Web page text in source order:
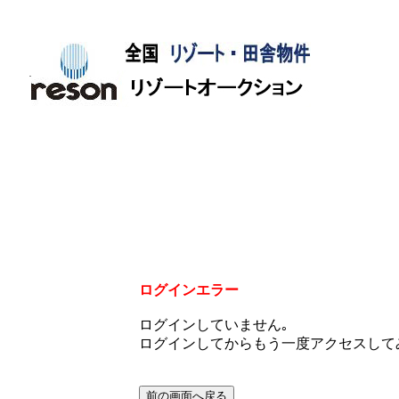
ログインエラー
ログインしていません｡
ログインしてからもう一度アクセスし